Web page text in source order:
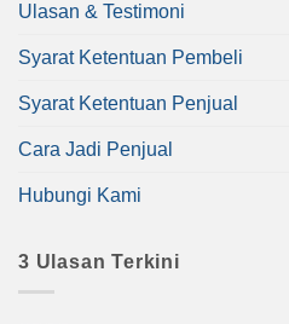
Ulasan & Testimoni
Syarat Ketentuan Pembeli
Syarat Ketentuan Penjual
Cara Jadi Penjual
Hubungi Kami
3 Ulasan Terkini